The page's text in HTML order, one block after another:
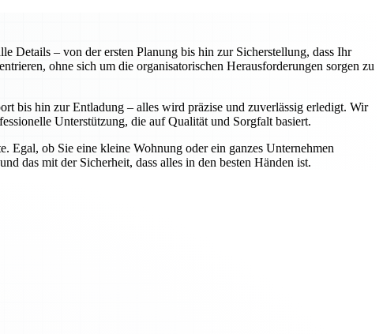
Details – von der ersten Planung bis hin zur Sicherstellung, dass Ihr
ohne sich um die organisatorischen Herausforderungen sorgen zu
bis hin zur Entladung – alles wird präzise und zuverlässig erledigt. Wir
Unterstützung, die auf Qualität und Sorgfalt basiert.
ob Sie eine kleine Wohnung oder ein ganzes Unternehmen
das mit der Sicherheit, dass alles in den besten Händen ist.